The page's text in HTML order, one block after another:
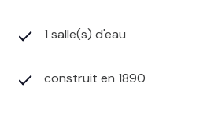
1 salle(s) d'eau
construit en 1890